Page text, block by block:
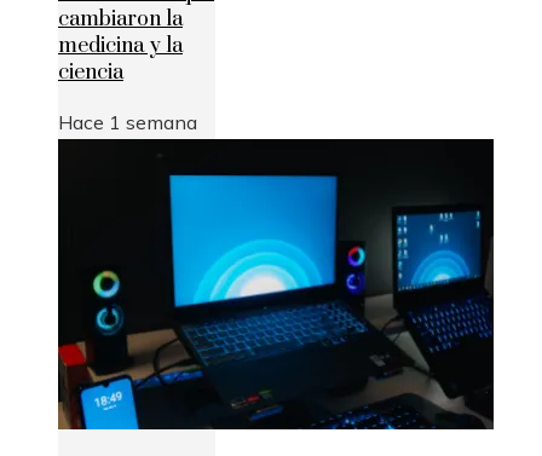
cambiaron la
medicina y la
ciencia
Hace 1 semana